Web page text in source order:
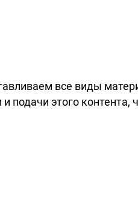
все виды
подачи этого